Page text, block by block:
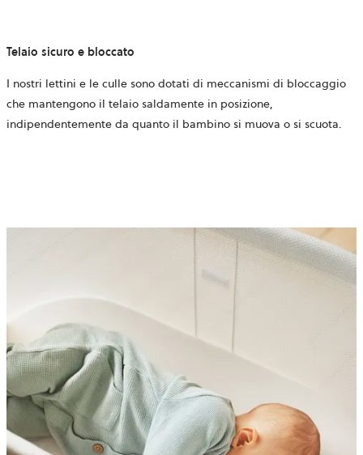
Telaio sicuro e bloccato
I nostri lettini e le culle sono dotati di meccanismi di bloccaggio
che mantengono il telaio saldamente in posizione,
indipendentemente da quanto il bambino si muova o si scuota.